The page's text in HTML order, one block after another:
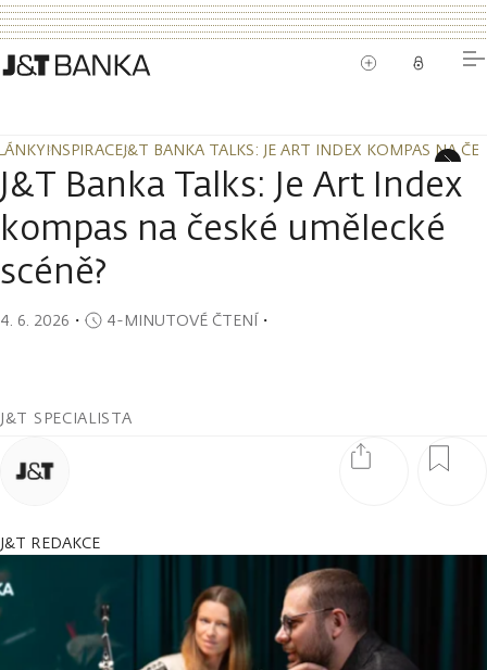
INSPIRACEJ&T BANKA TALKS: JE ART INDEX KOMPAS NA
INSPIRACEJ&T BANKA TALKS: JE ART INDEX KOMPAS NA
J&T Banka Talks: Je Art Index
kompas na české umělecké
scéně?
4. 6. 2026 ・ 4-MINUTOVÉ ČTENÍ・
J&T SPECIALISTA
J&T REDAKCE